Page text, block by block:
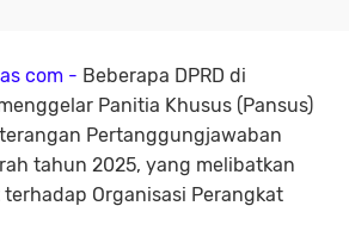
com - Beberapa DPRD di
Panitia Khusus (Pansus)
Pertanggungjawaban
tahun 2025, yang melibatkan
Organisasi Perangkat